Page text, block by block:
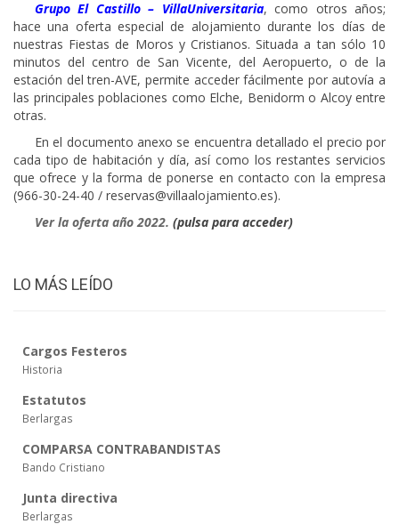
Grupo El Castillo – VillaUniversitaria, como otros años;
hace una oferta especial de alojamiento durante los días de
nuestras Fiestas de Moros y Cristianos. Situada a tan sólo 10
minutos del centro de San Vicente, del Aeropuerto, o de la
estación del tren-AVE, permite acceder fácilmente por autovía a
las principales poblaciones como Elche, Benidorm o Alcoy entre
otras.
En el documento anexo se encuentra detallado el precio por
cada tipo de habitación y día, así como los restantes servicios
que ofrece y la forma de ponerse en contacto con la empresa
(966-30-24-40 / reservas@villaalojamiento.es).
Ver la oferta año 2022. (pulsa para acceder)
LO MÁS LEÍDO
Cargos Festeros
Historia
Estatutos
Berlargas
COMPARSA CONTRABANDISTAS
Bando Cristiano
Junta directiva
Berlargas